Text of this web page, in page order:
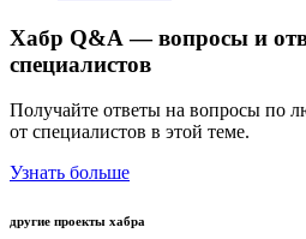
Хабр Q&A — вопросы и
специалистов
Получайте ответы на вопросы по
от специалистов в этой теме.
Узнать больше
другие проекты хабра